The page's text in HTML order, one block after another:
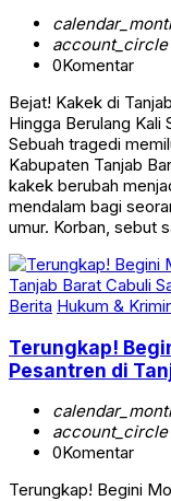
account_circle
0Komentar
Bejat! Kakek di
Hingga Berulang Kali
Sebuah tragedi
Kabupaten Tanjab
kakek berubah
mendalam bagi
umur. Korban, sebut
Berita Hukum &
Terungkap!
Pesantren di
account_circle
0Komentar
Terungkap! Begini